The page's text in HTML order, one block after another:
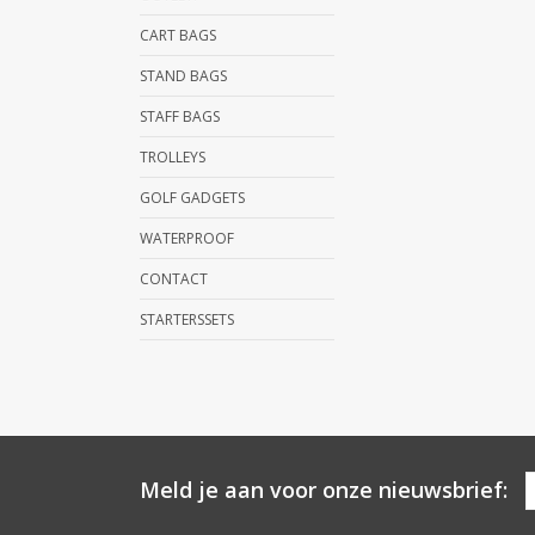
CART BAGS
STAND BAGS
STAFF BAGS
TROLLEYS
GOLF GADGETS
WATERPROOF
CONTACT
STARTERSSETS
Meld je aan voor onze nieuwsbrief: